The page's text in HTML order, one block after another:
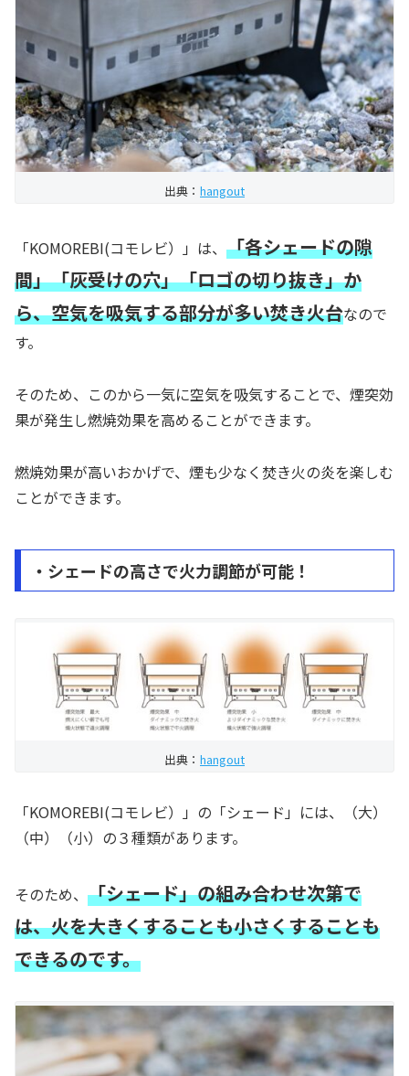
出典： hangout
「KOMOREBI(コモレビ）」は、 「各シェードの隙
間」「灰受けの穴」「ロゴの切り抜き」か
ら、空気を吸気する部分が多い焚き火台なので
す。
そのため、このから一気に空気を吸気することで、煙突効
果が発生し燃焼効果を高めることができます。
燃焼効果が高いおかげで、煙も少なく焚き火の炎を楽しむ
ことができます。
・シェードの高さで火力調節が可能！
出典： hangout
「KOMOREBI(コモレビ）」の「シェード」には、（大）
（中）（小）の３種類があります。
そのため、 「シェード」の組み合わせ次第で
は、火を大きくすることも小さくすることも
できるのです。